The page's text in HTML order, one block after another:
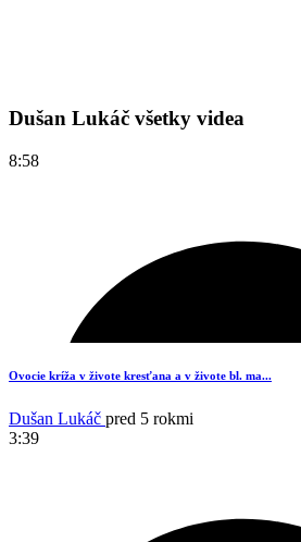
Dušan Lukáč všetky videa
8:58
Ovocie kríža v živote kresťana a v živote bl. ma...
Dušan Lukáč pred 5 rokmi
3:39